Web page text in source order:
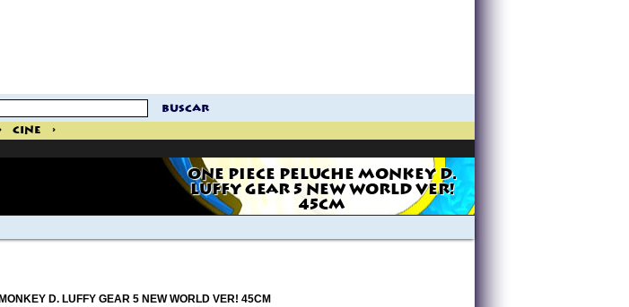
buscar
> Cine
>
ONE PIECE PELUCHE MONKEY D.
LUFFY GEAR 5 NEW WORLD VER!
45CM
D. LUFFY GEAR 5 NEW WORLD VER! 45CM